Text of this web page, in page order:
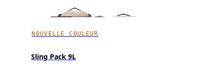
NOUVELLE COULEUR
Sling Pack 9L